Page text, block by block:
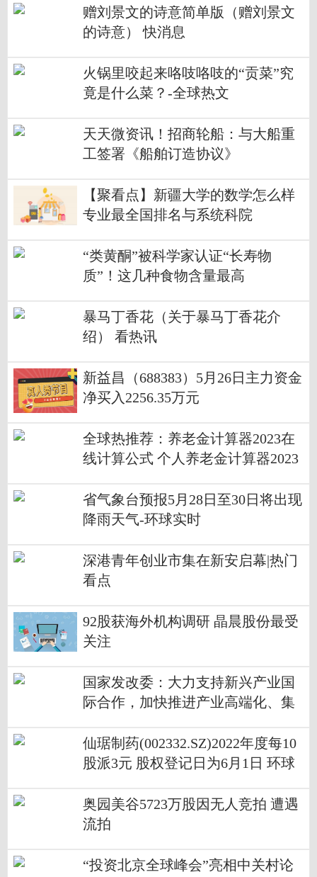
赠刘景文的诗意简单版（赠刘景文
的诗意） 快消息
火锅里咬起来咯吱咯吱的“贡菜”究
竟是什么菜？-全球热文
天天微资讯！招商轮船：与大船重
工签署《船舶订造协议》
【聚看点】新疆大学的数学怎么样
专业最全国排名与系统科院
“类黄酮”被科学家认证“长寿物
质”！这几种食物含量最高
暴马丁香花（关于暴马丁香花介
绍） 看热讯
新益昌（688383）5月26日主力资金
净买入2256.35万元
全球热推荐：养老金计算器2023在
线计算公式 个人养老金计算器2023
省气象台预报5月28日至30日将出现
降雨天气-环球实时
深港青年创业市集在新安启幕|热门
看点
92股获海外机构调研 晶晨股份最受
关注
国家发改委：大力支持新兴产业国
际合作，加快推进产业高端化、集
仙琚制药(002332.SZ)2022年度每10
股派3元 股权登记日为6月1日 环球
奥园美谷5723万股因无人竞拍 遭遇
流拍
“投资北京全球峰会”亮相中关村论